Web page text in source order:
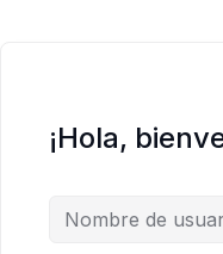
¡Hola,